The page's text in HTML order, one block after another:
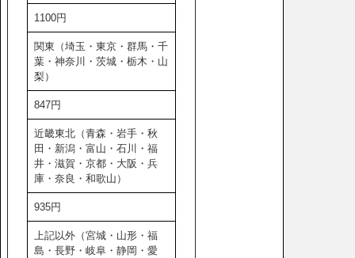
1100円
関東（埼玉・東京・群馬・千
葉・神奈川・茨城・栃木・山
梨）
847円
近畿東北（青森・岩手・秋
田・新潟・富山・石川・福
井・滋賀・京都・大阪・兵
庫・奈良・和歌山）
935円
上記以外（宮城・山形・福
島・長野・岐阜・静岡・愛